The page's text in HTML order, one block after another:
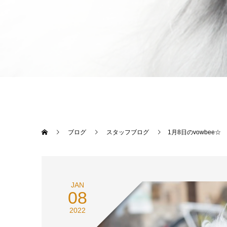
ブログ スタッフブログ 1月8日のvowbee☆
JAN
08
2022